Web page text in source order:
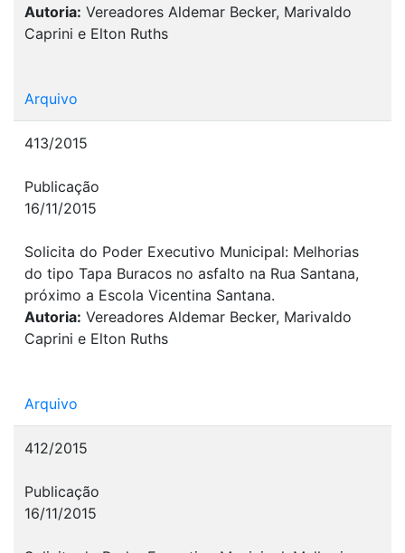
Autoria: Vereadores Aldemar Becker, Marivaldo
Caprini e Elton Ruths
Arquivo
413/2015
Publicação
16/11/2015
Solicita do Poder Executivo Municipal: Melhorias
do tipo Tapa Buracos no asfalto na Rua Santana,
próximo a Escola Vicentina Santana.
Autoria: Vereadores Aldemar Becker, Marivaldo
Caprini e Elton Ruths
Arquivo
412/2015
Publicação
16/11/2015